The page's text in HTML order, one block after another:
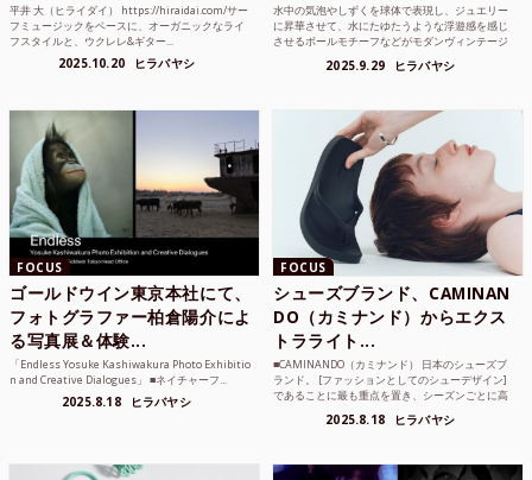
平井 大（ヒライダイ） https://hiraidai.com/サー
フミュージックをベースに、オーガニックなライ
フスタイルと、ウクレレ&ギター...
2025.10.20 ヒラバヤシ
水中の気泡やしずくを球体で表現し、ジュエリー
に昇華させて、水にたゆたうような浮遊感を感じ
させるボールモチーフなどがモダンヴィンテージ
2025.9.29 ヒラバヤシ
FOCUS
ゴールドウイン東京本社にて、
フォトグラファー柏倉陽介によ
る写真展＆体験...
「Endless Yosuke Kashiwakura Photo Exhibitio
n and Creative Dialogues」 ■ネイチャーフ...
2025.8.18 ヒラバヤシ
FOCUS
シューズブランド、CAMINAN
DO（カミナンド）からエクス
トラライト...
■CAMINANDO（カミナンド） 日本のシューズブ
ランド。 [ファッションとしてのシューデザイン]
であることに最も重点を置き、シーズンごとに高
2025.8.18 ヒラバヤシ